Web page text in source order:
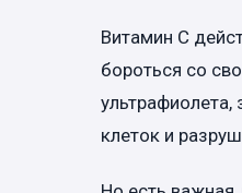
Витамин C
бороться со
клеток и